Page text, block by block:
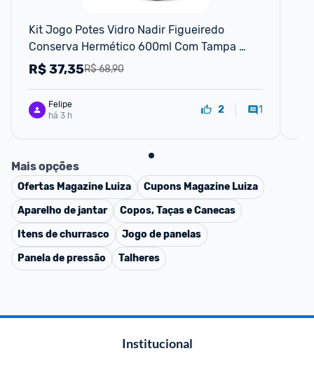
Kit Jogo Potes Vidro Nadir Figueiredo
Conserva Hermético 600ml Com Tampa
Dourado
R$ 68,90
R$37,35
Felipe
há 3 h
2 1
Mais opções
Ofertas Magazine Luiza Cupons Magazine Luiza
Aparelho de jantar
Copos, Taças e Canecas
Itens de churrasco
Jogo de panelas
Panela de pressão
Talheres
Institucional